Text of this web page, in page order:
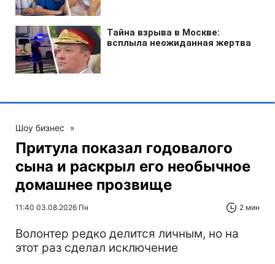
Шоу бизнес »
Притула показал годовалого
сына и раскрыл его необычное
домашнее прозвище
11:40 03.08.2026 Пн 2 мин
Волонтер редко делится личным, но на
этот раз сделал исключение